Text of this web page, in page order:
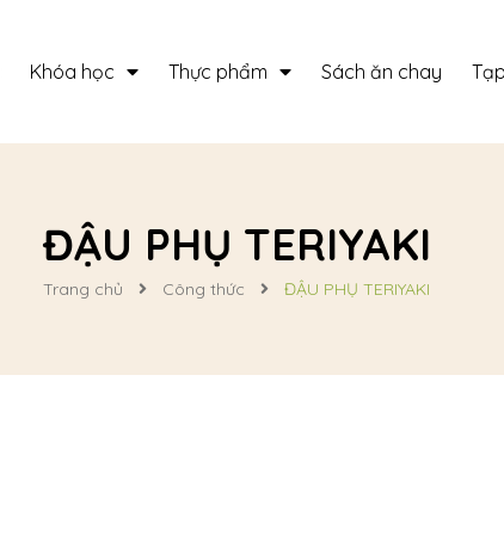
Khóa học Thực phẩm Sách ăn chay
ĐẬU PHỤ TERIYAKI
Trang chủ Công thức ĐẬU PHỤ TERIYAKI